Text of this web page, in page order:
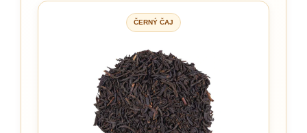
ČERNÝ ČAJ